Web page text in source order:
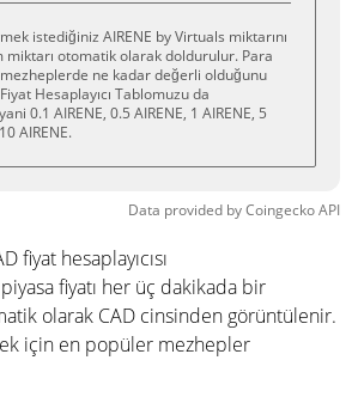
istediğiniz AIRENE by Virtuals miktarını
miktarı otomatik olarak doldurulur. Para
ne kadar değerli olduğunu
Hesaplayıcı Tablomuzu da
0.1 AIRENE, 0.5 AIRENE, 1 AIRENE, 5
AIRENE.
Data provided byCoingeckoAPI
fiyat hesaplayıcısı
fiyatı her üç dakikada bir
olarak CAD cinsinden görüntülenir.
için en popüler mezhepler